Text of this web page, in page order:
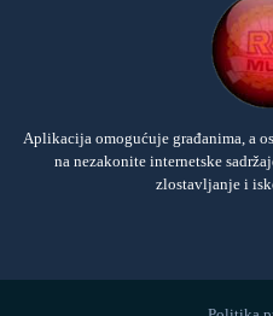
Aplikacija omogućuje građanima, a
na nezakonite internetske
zlostavljanje i